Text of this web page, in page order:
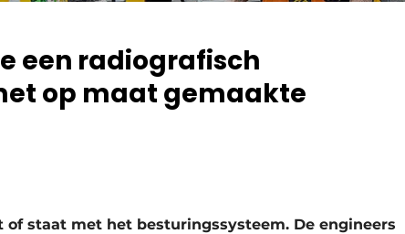
een radiografisch
op maat gemaakte
staat met het besturingssysteem. De engineers